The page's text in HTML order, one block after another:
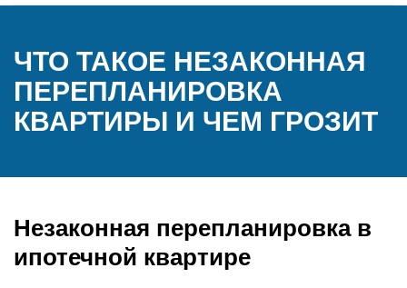
ЧТО ТАКОЕ НЕЗАКОННАЯ
ПЕРЕПЛАНИРОВКА
КВАРТИРЫ И ЧЕМ ГРОЗИТ
Незаконная перепланировка в
ипотечной квартире